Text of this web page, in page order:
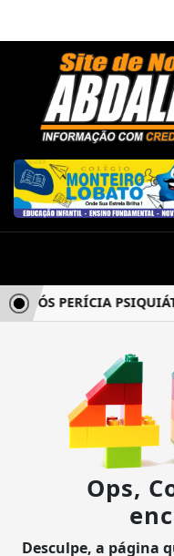
APÓS PERÍCIA
Ops,
Desculpe, a página